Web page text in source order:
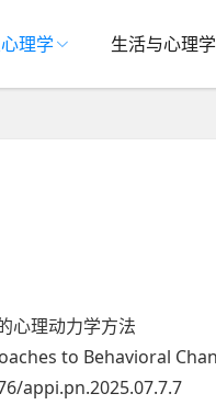
理学 生活与心理学
心理动力学方法
to Behavioral
appi.pn.2025.07.7.7